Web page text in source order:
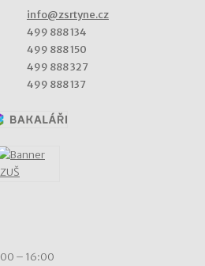
info@zsrtyne.cz
499 888 134
499 888 150
499 888 327
499 888 137
– 16:00